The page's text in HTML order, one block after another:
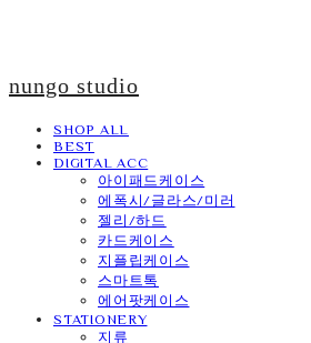
nungo studio
SHOP ALL
BEST
DIGITAL ACC
아이패드케이스
에폭시/글라스/미러
젤리/하드
카드케이스
지플립케이스
스마트톡
에어팟케이스
STATIONERY
지류